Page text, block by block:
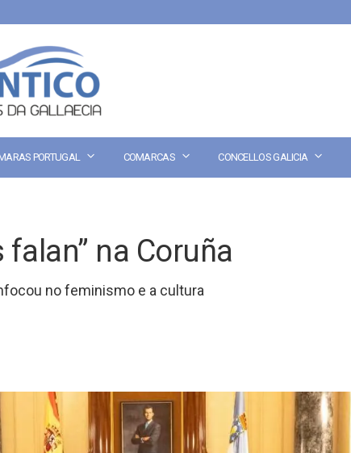
PORTUGAL COMARCAS CONCELLOS GALICIA
na Coruña
no feminismo e a cultura